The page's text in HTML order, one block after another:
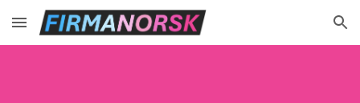
Skip to main content Skip to navigation